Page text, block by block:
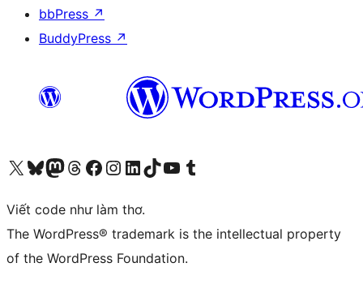
bbPress ↗
BuddyPress ↗
Truy cập tài khoản X (trước đây là Twitter) của chúng tôiVisit our Bluesky account
Visit our Mastodon account
Visit our Threads account
Xem trang Facebook của chúng tôiTruy cập tài khoản Instagram của chúng tôiTruy cập tài khoản LinkedIn của chúng tôiVisit our TikTok account
Truy cập kênh YouTube của chúng tôi Visit our Tumblr account
Viết code như làm thơ.
The WordPress® trademark is the intellectual property
of the WordPress Foundation.